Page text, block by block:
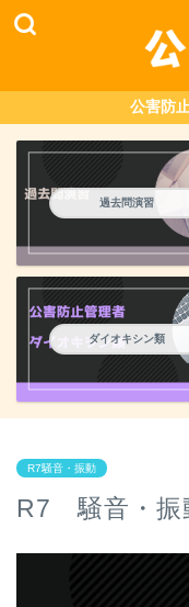
公害防
過去問演習
ダイオキシン類
R7騒音・振動
R7 騒音・